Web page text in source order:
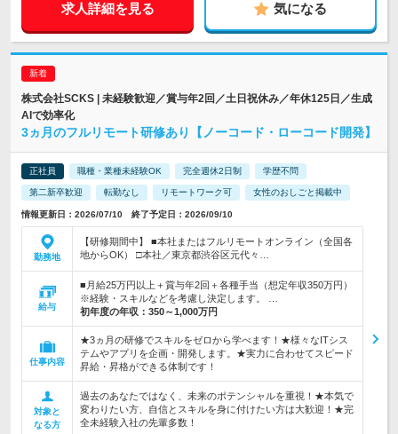
求人詳細を見る 気になる
株式会社SCKS | 未経験歓迎／賞与年2回／土日祝休み／年休125日／生成
AIで効率化
3ヵ月のフルリモート研修あり【ノーコード・ローコード開発】
正社員 職種・業種未経験OK 完全週休2日制 学歴不問
第二新卒歓迎 転勤なし リモートワーク可 女性のおしごと掲載中
情報更新日：2026/07/10 終了予定日：2026/09/10
勤務地
【研修期間中】 ■本社またはフルリモートオンライン（全国各
地からOK） □本社／東京都渋谷区元代々…
給与
■月給25万円以上＋賞与年2回＋各種手当（想定年収350万円）
※経験・スキルなどを考慮し決定します。 …
初年度の年収： 350～1,000万円
仕事内容
★3ヵ月の研修でスキルをゼロから学べます！★様々なITシス
テムやアプリを企画・開発します。★実力に合わせてスピード
昇給・昇格ができる体制です！
対象と
なる方
過去のあなたではなく、未来のポテンシャルを重視！★本気で
変わりたい方、自信とスキルを身に付けたい方は大歓迎！★完
全未経験入社の先輩多数！